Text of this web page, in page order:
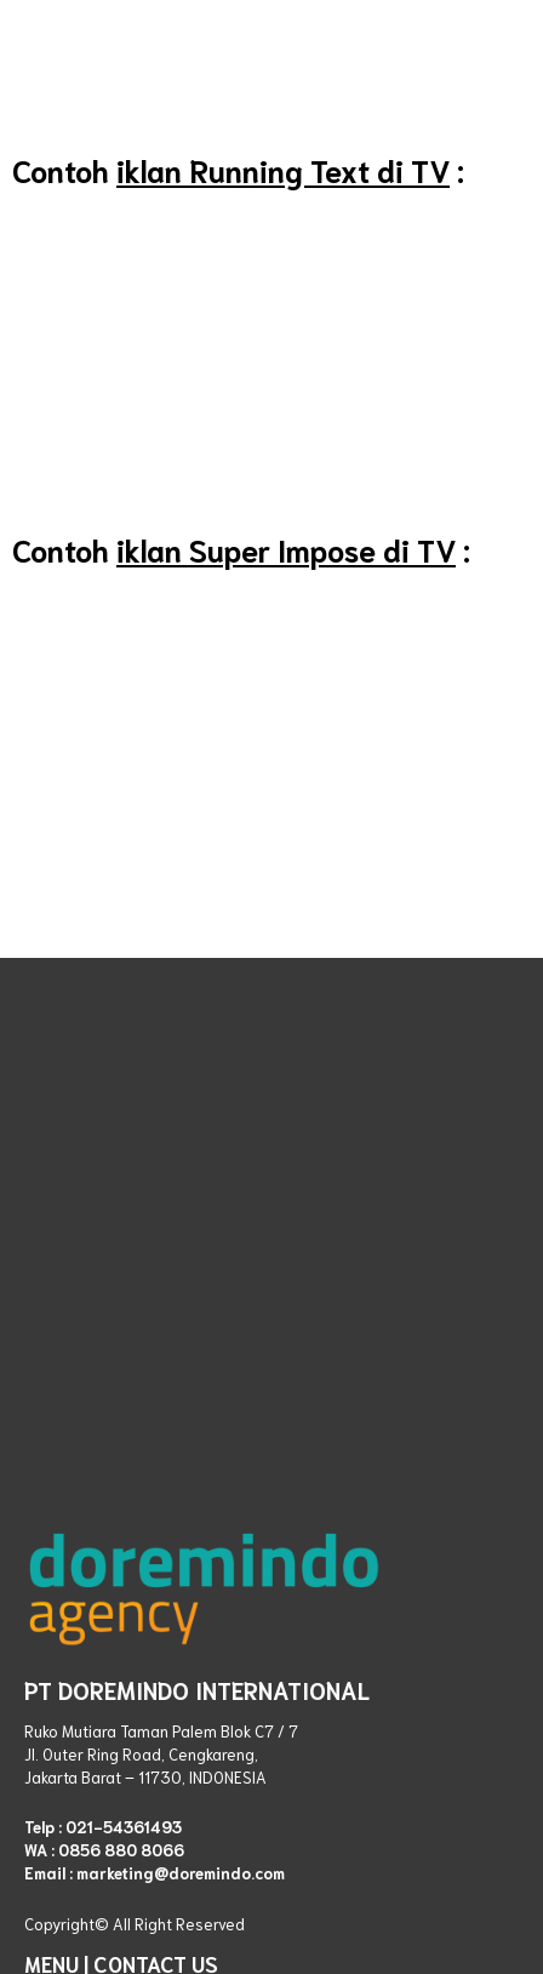
Contoh iklan Running Text di TV :
Contoh iklan Super Impose di TV :
PT DOREMINDO INTERNATIONAL
Ruko Mutiara Taman Palem Blok C7 / 7
Jl. Outer Ring Road, Cengkareng,
Jakarta Barat – 11730, INDONESIA
Telp : 021-54361493
WA : 0856 880 8066
Email : marketing@doremindo.com
Copyright© All RightReserved
MENU | CONTACT US